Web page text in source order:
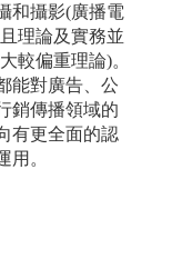
和攝影(廣播電
理論及實務並
較偏重理論)。
能對廣告、公
銷傳播領域的
有更全面的認
用。